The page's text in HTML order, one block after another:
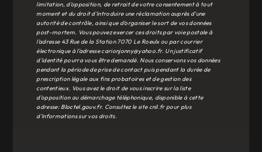
limitation, d’opposition, de retrait de votre consentement à tout
moment et du droit d’introduire une réclamation auprès d’une
autorité de contrôle, ainsi que d’organiser le sort de vos données
post-mortem. Vous pouvez exercer ces droits par voie postale à
l'adresse 43 Rue de la Station 7070 Le Roeulx ou par courrier
électronique à l'adresse carionjonny@yahoo.fr. Un justificatif
d'identité pourra vous être demandé. Nous conservons vos données
pendant la période de prise de contact puis pendant la durée de
prescription légale aux fins probatoires et de gestion des
contentieux. Vous avez le droit de vous inscrire sur la liste
d'opposition au démarchage téléphonique, disponible à cette
adresse: Bloctel.gouv.fr. Consultez le site cnil.fr pour plus
d’informations sur vos droits.